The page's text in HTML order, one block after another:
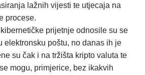
lažnih vijesti te utjecaja na
procese.
prijetnje odnosile su se
elektronsku poštu, no danas ih je
su čak i na tržišta kripto valuta te
mogu, primjerice, bez ikakvih